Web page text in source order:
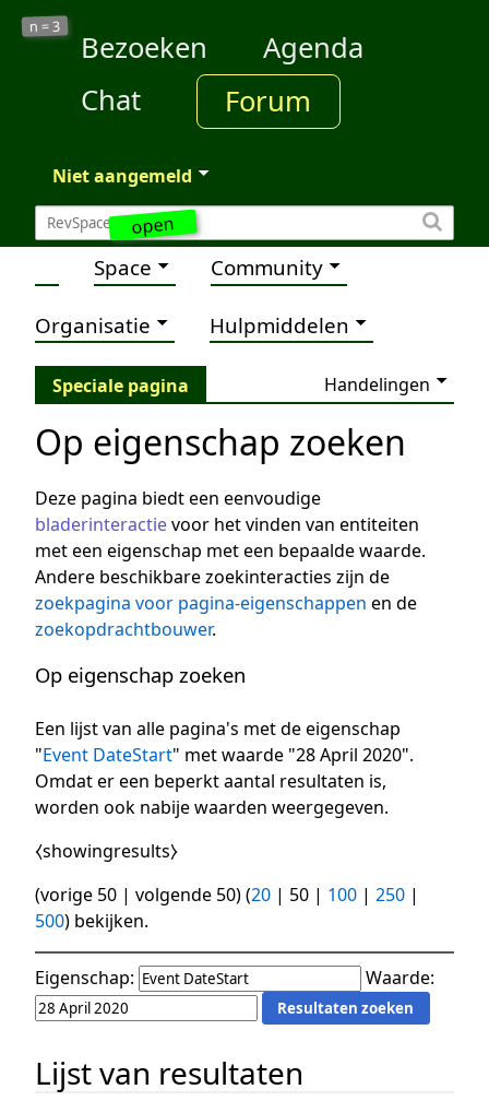
open
n =3
Bezoeken
Agenda
Chat
Forum
Niet aangemeld
Space Community
Organisatie Hulpmiddelen
Speciale pagina Handelingen
Op eigenschap zoeken
Deze pagina biedt een eenvoudige
bladerinteractievoor het vinden van entiteiten
met een eigenschap met een bepaalde waarde.
Andere beschikbare zoekinteracties zijn de
zoekpagina voor pagina-eigenschappen en de
zoekopdrachtbouwer.
Op eigenschap zoeken
Een lijst van alle pagina's met de eigenschap
"Event DateStart" met waarde "28 April 2020".
Omdat er een beperkt aantal resultaten is,
worden ook nabije waarden weergegeven.
⧼showingresults⧽
(vorige 50 | volgende 50) (20 | 50 | 100 | 250 |
500) bekijken.
Eigenschap: Waarde:
Lijst van resultaten